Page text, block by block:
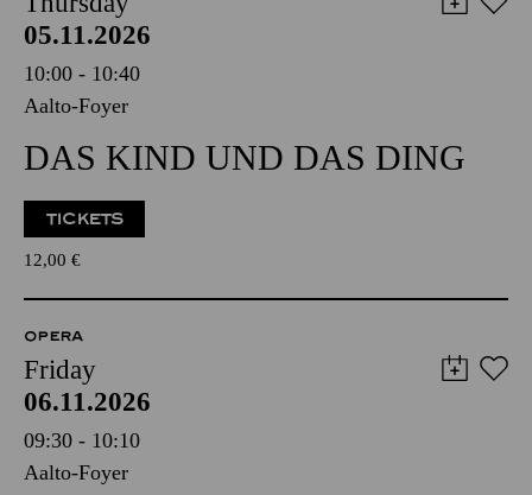
05.11.2026
10:00 - 10:40
Aalto-Foyer
DAS KIND UND DAS DING
TICKETS
12,00 €
OPERA
Friday
06.11.2026
09:30 - 10:10
Aalto-Foyer